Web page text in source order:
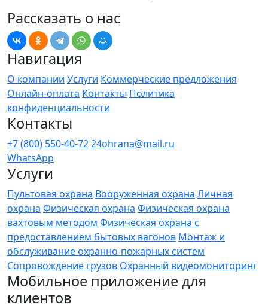
Рассказать о нас
Навигация
О компании Услуги Коммерческие предложения
Онлайн-оплата Контакты Политика
конфиденциальности
Контакты
+7 (800) 550-40-7224ohrana@mail.ru
WhatsApp
Услуги
Пультовая охрана Вооруженная охрана Личная
охрана Физическая охрана Физическая охрана
вахтовым методом Физическая охрана с
предоставлением бытовых вагонов Монтаж и
обслуживание охранно-пожарных систем
Сопровождение грузов Охранный видеомониторинг
Мобильное приложение для
клиентов